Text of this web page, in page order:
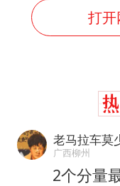
打
老马拉车莫
广西柳州
2个分量